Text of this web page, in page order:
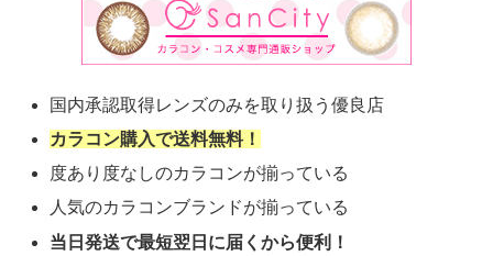
国内承認取得レンズのみを取り扱う優良店
カラコン購入で送料無料！
度あり度なしのカラコンが揃っている
人気のカラコンブランドが揃っている
当日発送で最短翌日に届くから便利！